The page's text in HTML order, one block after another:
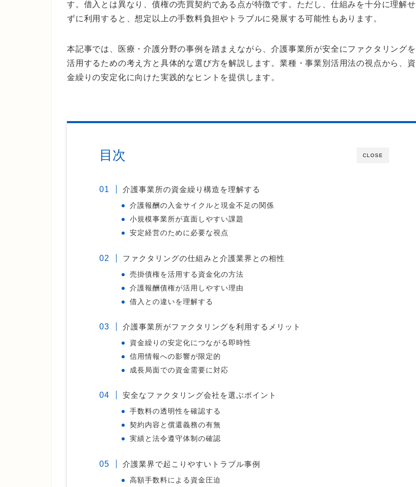
す。借入とは異なり、債権の売買契約である点が特徴です。ただし、仕組みを十分に理解せ
ずに利用すると、想定以上の手数料負担やトラブルに発展する可能性もあります。
本記事では、医療・介護分野の事例を踏まえながら、介護事業所が安全にファクタリングを
活用するための考え方と具体的な選び方を解説します。業種・事業別活用法の視点から、資
金繰りの安定化に向けた実践的なヒントを提供します。
CLOSE
目次
介護事業所の資金繰り構造を理解する
介護報酬の入金サイクルと現金不足の関係
小規模事業所が直面しやすい課題
安定経営のために必要な視点
ファクタリングの仕組みと介護業界との相性
売掛債権を活用する資金化の方法
介護報酬債権が活用しやすい理由
借入との違いを理解する
介護事業所がファクタリングを利用するメリット
資金繰りの安定化につながる即時性
信用情報への影響が限定的
成長局面での資金需要に対応
安全なファクタリング会社を選ぶポイント
手数料の透明性を確認する
契約内容と償還義務の有無
実績と法令遵守体制の確認
介護業界で起こりやすいトラブル事例
高額手数料による資金圧迫